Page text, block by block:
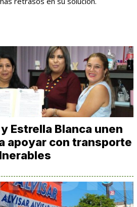
y Estrella Blanca unen
apoyar con transporte